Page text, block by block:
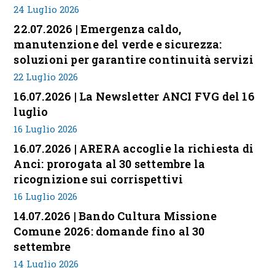
24 Luglio 2026
22.07.2026 | Emergenza caldo,
manutenzione del verde e sicurezza:
soluzioni per garantire continuità servizi
22 Luglio 2026
16.07.2026 | La Newsletter ANCI FVG del 16
luglio
16 Luglio 2026
16.07.2026 | ARERA accoglie la richiesta di
Anci: prorogata al 30 settembre la
ricognizione sui corrispettivi
16 Luglio 2026
14.07.2026 | Bando Cultura Missione
Comune 2026: domande fino al 30
settembre
14 Luglio 2026